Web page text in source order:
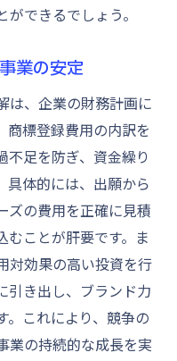
できるでしょう。
業の安定
は、企業の財務計画に
商標登録費用の内訳を
不足を防ぎ、資金繰り
具体的には、出願から
ズの費用を正確に見積
むことが肝要です。ま
対効果の高い投資を行
引き出し、ブランド力
。これにより、競争の
業の持続的な成長を実